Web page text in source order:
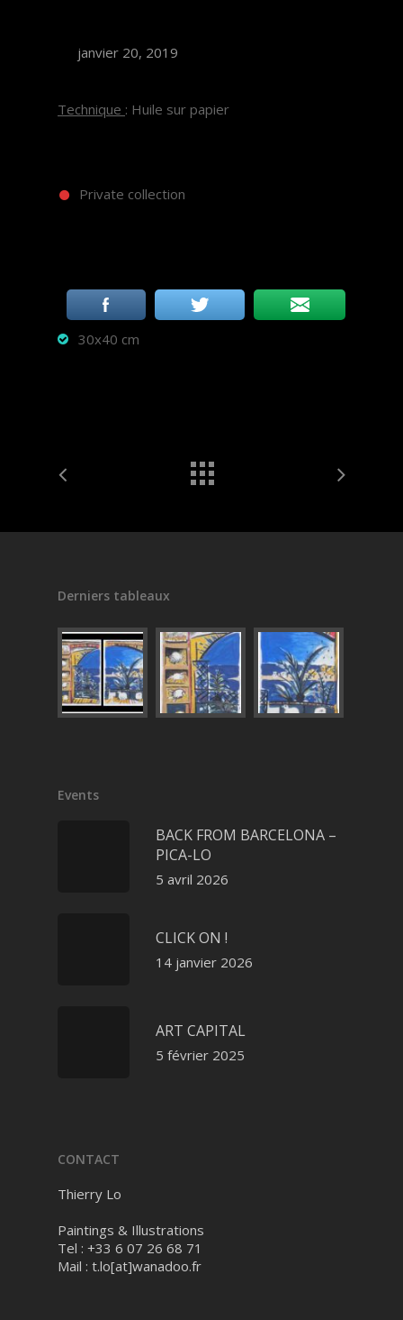
janvier 20, 2019
Technique : Huile sur papier
Private collection
30x40 cm
Derniers tableaux
Events
BACK FROM BARCELONA –
PICA-LO
5 avril 2026
CLICK ON !
14 janvier 2026
ART CAPITAL
5 février 2025
CONTACT
Thierry Lo
Paintings & Illustrations
Tel : +33 6 07 26 68 71
Mail : t.lo[at]wanadoo.fr